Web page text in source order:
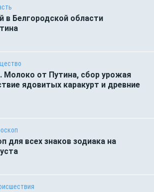
в Белгородской области
Молоко от Путина, сбор урожая
ядовитых каракурт и древние
для всех знаков зодиака на